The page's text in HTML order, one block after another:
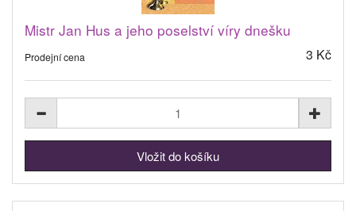
Mistr Jan Hus a jeho poselství víry dnešku
Prodejní cena 3 Kč